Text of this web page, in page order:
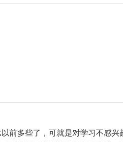
前多些了，可就是对学习不感兴